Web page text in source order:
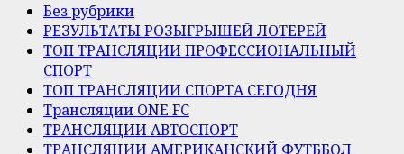
Без рубрики
РЕЗУЛЬТАТЫ РОЗЫГРЫШЕЙ ЛОТЕРЕЙ
ТОП ТРАНСЛЯЦИИ ПРОФЕССИОНАЛЬНЫЙ
СПОРТ
ТОП ТРАНСЛЯЦИИ СПОРТА СЕГОДНЯ
Трансляции ONE FC
ТРАНСЛЯЦИИ АВТОСПОРТ
ТРАНСЛЯЦИИ АМЕРИКАНСКИЙ ФУТББОЛ